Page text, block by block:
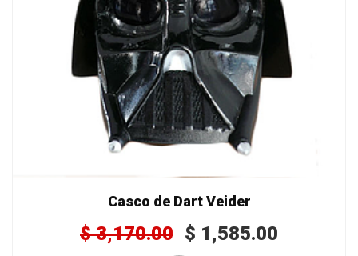
Casco de Dart Veider
$3,170.00 $ 1,585.00